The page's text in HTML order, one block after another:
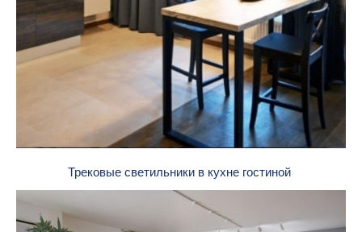
Трековые светильники в кухне гостиной